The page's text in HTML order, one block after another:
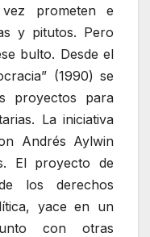
prometen e
y pitutos. Pero
bulto. Desde el
(1990) se
proyectos para
La iniciativa
Andrés Aylwin
El proyecto de
los derechos
yace en un
con otras